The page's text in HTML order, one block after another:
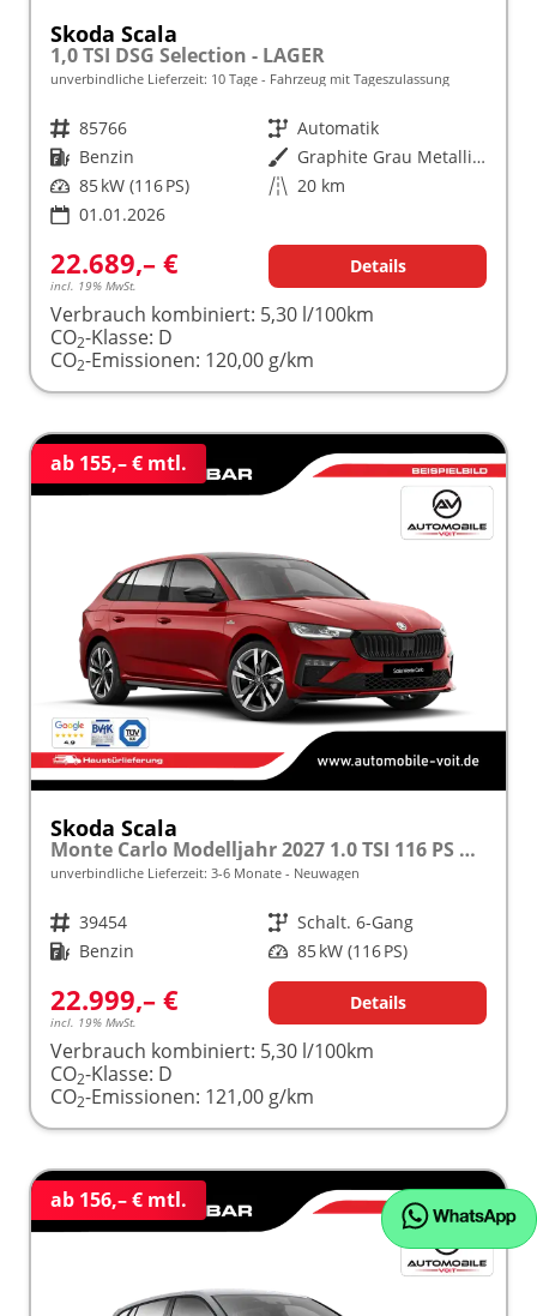
Skoda Scala
1,0 TSI DSG Selection - LAGER
unverbindliche Lieferzeit: 10 Tage Fahrzeug mit Tageszulassung
Fahrzeugnr. 85766 Getriebe Automatik
Kraftstoff Benzin Außenfarbe
Graphite Grau Metallic (5X)
Leistung 85 kW (116 PS) Kilometerstand 20 km
01.01.2026
22.689,– €
incl. 19% MwSt.
Details
Verbrauch kombiniert: 5,30 l/100km
CO2-Klasse: D
CO2-Emissionen: 120,00 g/km
ab 155,– € mtl.
Skoda Scala
Monte Carlo Modelljahr 2027 1.0 TSI 116 PS Panoramadach 17"Alu frei konfigurierbar!
unverbindliche Lieferzeit: 3-6 Monate Neuwagen
Fahrzeugnr. 39454 Getriebe Schalt. 6-Gang
Kraftstoff Benzin Leistung 85 kW (116 PS)
22.999,– €
incl. 19% MwSt.
Details
Verbrauch kombiniert: 5,30 l/100km
CO2-Klasse: D
CO2-Emissionen: 121,00 g/km
ab 156,– € mtl.